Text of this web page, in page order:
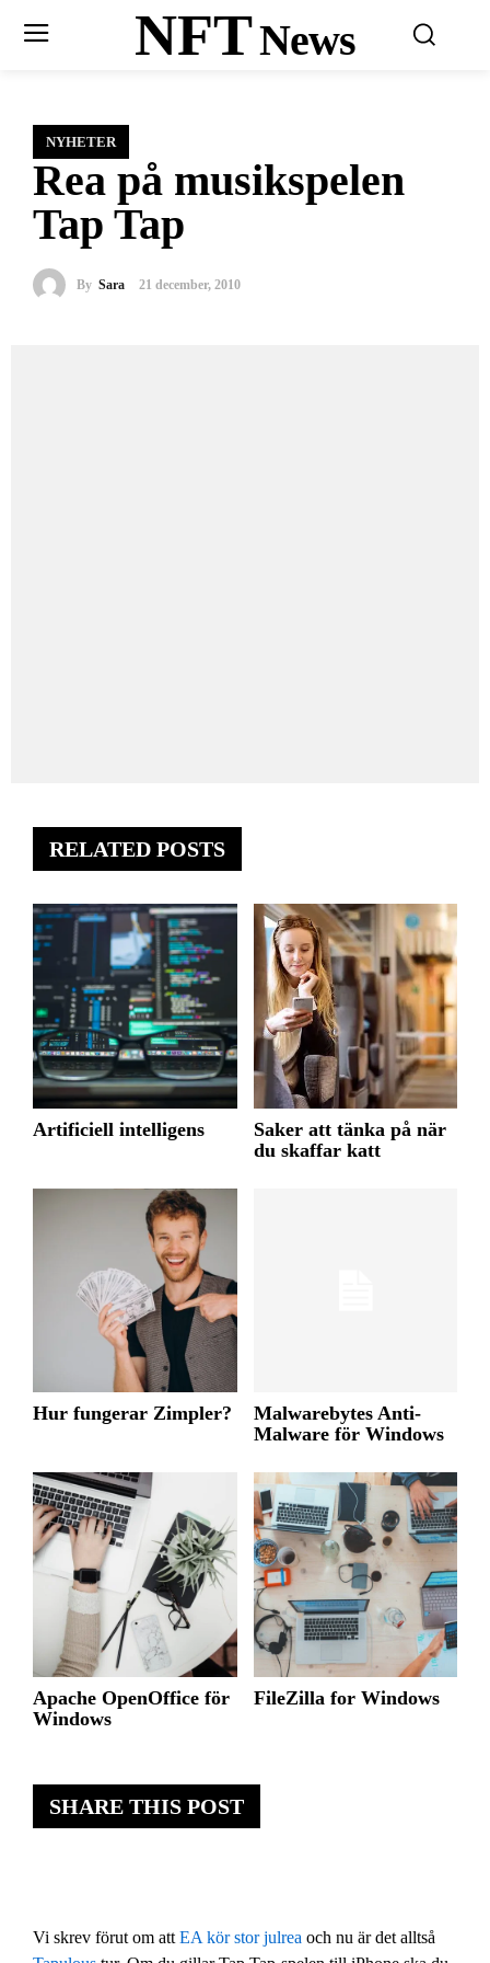
NFTNews
NYHETER
Rea på musikspelen
Tap Tap
By Sara 21 december, 2010
SHARE THIS POST
Vi skrev förut om att EA kör stor julrea och nu är det alltså
RELATED POSTS
Artificiell intelligens
Saker att tänka på när
du skaffar katt
Hur fungerar Zimpler?
Malwarebytes Anti-
Malware för Windows
Apache OpenOffice för
Windows
FileZilla for Windows